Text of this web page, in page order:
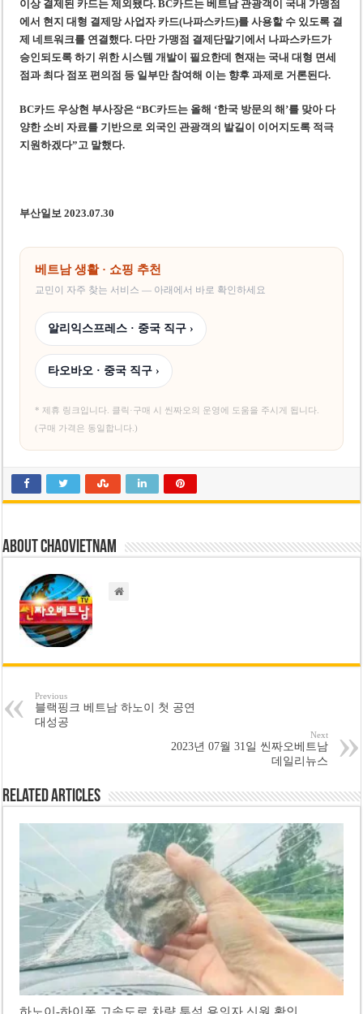
이상 결제된 카드는 제외됐다. BC카드는 베트남 관광객이 국내 가맹점
에서 현지 대형 결제망 사업자 카드(나파스카드)를 사용할 수 있도록 결
제 네트워크를 연결했다. 다만 가맹점 결제단말기에서 나파스카드가
승인되도록 하기 위한 시스템 개발이 필요한데 현재는 국내 대형 면세
점과 최다 점포 편의점 등 일부만 참여해 이는 향후 과제로 거론된다.
BC카드 우상현 부사장은 “BC카드는 올해 ‘한국 방문의 해’를 맞아 다
양한 소비 자료를 기반으로 외국인 관광객의 발길이 이어지도록 적극
지원하겠다”고 말했다.
부산일보 2023.07.30
베트남 생활 · 쇼핑 추천
교민이 자주 찾는 서비스 — 아래에서 바로 확인하세요
알리익스프레스 · 중국 직구 ›
타오바오 · 중국 직구 ›
* 제휴 링크입니다. 클릭·구매 시 씬짜오의 운영에 도움을 주시게 됩니다.
(구매 가격은 동일합니다.)
About chaovietnam
Previous
블랙핑크 베트남 하노이 첫 공연
대성공
Next
2023년 07월 31일 씬짜오베트남
데일리뉴스
Related Articles